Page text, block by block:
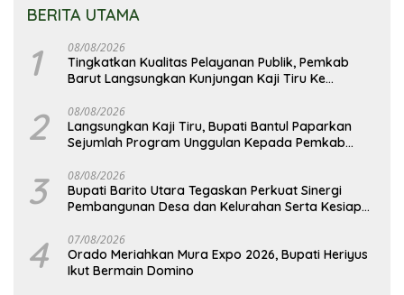
BERITA UTAMA
1 08/08/2026
Tingkatkan Kualitas Pelayanan Publik, Pemkab
Barut Langsungkan Kunjungan Kaji Tiru Ke
2 08/08/2026
Langsungkan Kaji Tiru, Bupati Bantul Paparkan
Sejumlah Program Unggulan Kepada Pemkab
3 08/08/2026
Bupati Barito Utara Tegaskan Perkuat Sinergi
Pembangunan Desa dan Kelurahan Serta Kesiapan
4 07/08/2026
Orado Meriahkan Mura Expo 2026, Bupati Heriyus
Ikut Bermain Domino